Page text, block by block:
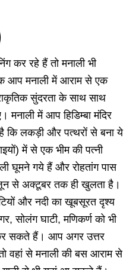
कर रहे हैं तो मनाली भी
आप मनाली में आराम से एक
सुंदरता के साथ साथ
में आप हिडिम्बा मंदिर
कि लकड़ी और पत्थरों से बना ये
में से एक भीम की पत्नी
घूमने गये हैं और रोहतांग पास
से अक्टूबर तक ही खुलता है।
और नदी का खूबसूरत दृश्य
सोलंग घाटी, मणिकर्ण को भी
सकते हैं। आप अगर उत्तर
वहां से मनाली की बस आराम से